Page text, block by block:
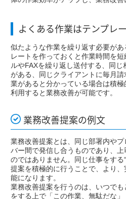
よくある作業はテンプレ
似たような作業を繰り返す必要が
レートを作っておくと作業時間を
ルやFAXを繰り返し送付する、同
がある、同じクライアントに毎月
業があると分かっている場合は積
利用すると業務改善が可能です。
業務改善提案の例文
業務改善提案とは、同じ部署内や
バー間で発信し合うものであり、
のではありません。同じ仕事をする
提案を積極的に行うことで、より
能になります。
業務改善提案を行うのは、いつで
をする上で「この作業、無駄だな